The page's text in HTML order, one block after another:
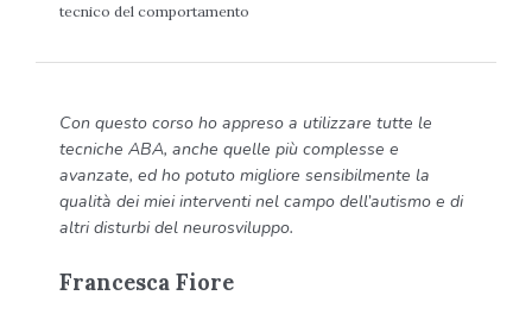
tecnico del comportamento
Con questo corso ho appreso a utilizzare tutte le
tecniche ABA, anche quelle più complesse e
avanzate, ed ho potuto migliore sensibilmente la
qualità dei miei interventi nel campo dell’autismo e di
altri disturbi del neurosviluppo.
Francesca Fiore